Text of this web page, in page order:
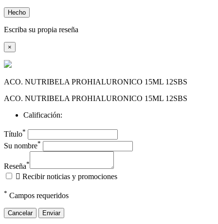
Hecho
Escriba su propia reseña
×
ACO. NUTRIBELA PROHIALURONICO 15ML 12SBS
ACO. NUTRIBELA PROHIALURONICO 15ML 12SBS
Calificación:
Título*
Su nombre*
Reseña*
 Recibir noticias y promociones
* Campos requeridos
Cancelar Enviar